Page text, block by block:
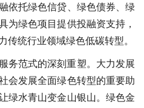
依托绿色信贷、绿色债券、绿
为绿色项目提供投融资支持，
传统行业领域绿色低碳转型。
务范式的深刻重塑。大力发展
会发展全面绿色转型的重要助
绿水青山变金山银山。绿色金